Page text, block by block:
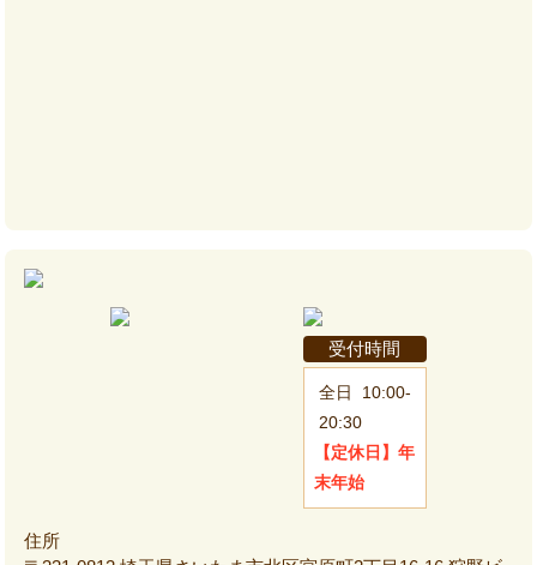
受付時間
全日
10:00-
20:30
【定休日】 年
末年始
住所